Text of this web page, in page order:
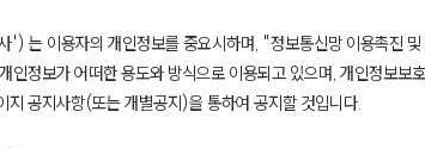
') 는 이용자의 개인정보를 중요시하며, "정보통신망 이용촉진
인정보가 어떠한 용도와 방식으로 이용되고 있으며, 개인정보
지 공지사항(또는 개별공지)을 통하여 공지할 것입니다.